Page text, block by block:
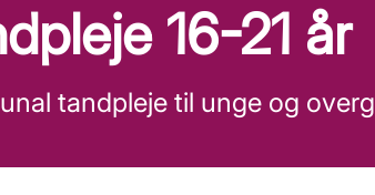
16-21 år
tandpleje til unge og